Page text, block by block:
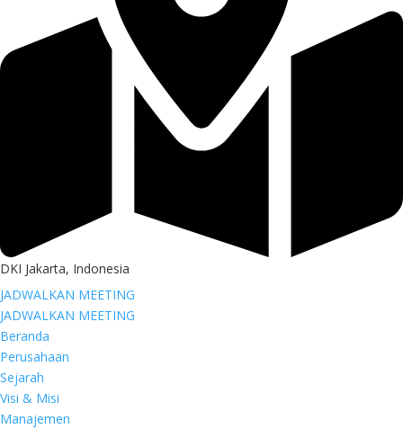
DKI Jakarta, Indonesia
JADWALKAN MEETING
JADWALKAN MEETING
Beranda
Perusahaan
Sejarah
Visi & Misi
Manajemen